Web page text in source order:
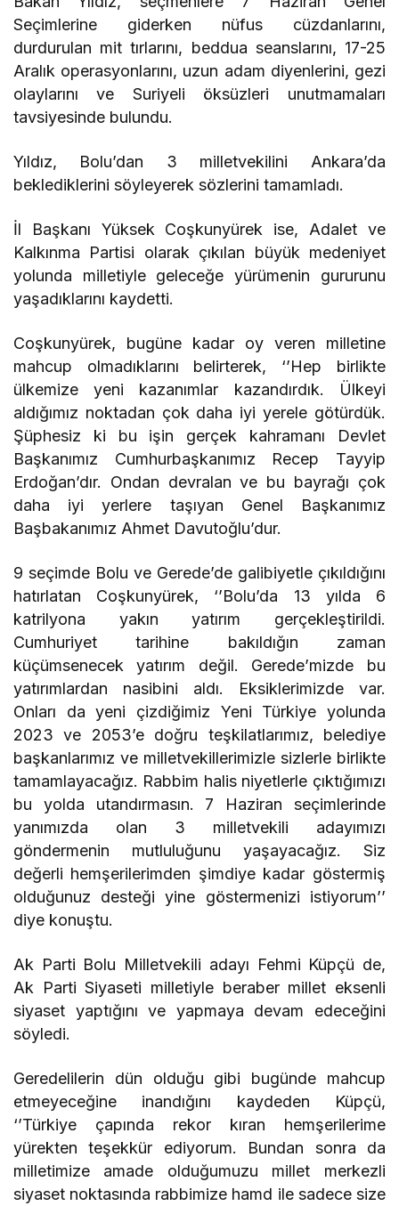
Seçimlerine giderken nüfus cüzdanlarını,
durdurulan mit tırlarını, beddua seanslarını, 17-25
Aralık operasyonlarını, uzun adam diyenlerini, gezi
olaylarını ve Suriyeli öksüzleri unutmamaları
tavsiyesinde bulundu.
Yıldız, Bolu’dan 3 milletvekilini Ankara’da
beklediklerini söyleyerek sözlerini tamamladı.
İl Başkanı Yüksek Coşkunyürek ise, Adalet ve
Kalkınma Partisi olarak çıkılan büyük medeniyet
yolunda milletiyle geleceğe yürümenin gururunu
yaşadıklarını kaydetti.
Coşkunyürek, bugüne kadar oy veren milletine
mahcup olmadıklarını belirterek, ‘’Hep birlikte
ülkemize yeni kazanımlar kazandırdık. Ülkeyi
aldığımız noktadan çok daha iyi yerele götürdük.
Şüphesiz ki bu işin gerçek kahramanı Devlet
Başkanımız Cumhurbaşkanımız Recep Tayyip
Erdoğan’dır. Ondan devralan ve bu bayrağı çok
daha iyi yerlere taşıyan Genel Başkanımız
Başbakanımız Ahmet Davutoğlu’dur.
9 seçimde Bolu ve Gerede’de galibiyetle çıkıldığını
hatırlatan Coşkunyürek, ‘’Bolu’da 13 yılda 6
katrilyona yakın yatırım gerçekleştirildi.
Cumhuriyet tarihine bakıldığın zaman
küçümsenecek yatırım değil. Gerede’mizde bu
yatırımlardan nasibini aldı. Eksiklerimizde var.
Onları da yeni çizdiğimiz Yeni Türkiye yolunda
2023 ve 2053’e doğru teşkilatlarımız, belediye
başkanlarımız ve milletvekillerimizle sizlerle birlikte
tamamlayacağız. Rabbim halis niyetlerle çıktığımızı
bu yolda utandırmasın. 7 Haziran seçimlerinde
yanımızda olan 3 milletvekili adayımızı
göndermenin mutluluğunu yaşayacağız. Siz
değerli hemşerilerimden şimdiye kadar göstermiş
olduğunuz desteği yine göstermenizi istiyorum’’
diye konuştu.
Ak Parti Bolu Milletvekili adayı Fehmi Küpçü de,
Ak Parti Siyaseti milletiyle beraber millet eksenli
siyaset yaptığını ve yapmaya devam edeceğini
söyledi.
Geredelilerin dün olduğu gibi bugünde mahcup
etmeyeceğine inandığını kaydeden Küpçü,
‘’Türkiye çapında rekor kıran hemşerilerime
yürekten teşekkür ediyorum. Bundan sonra da
milletimize amade olduğumuzu millet merkezli
siyaset noktasında rabbimize hamd ile sadece size